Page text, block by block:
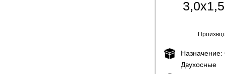
Назначение:
Двухосные